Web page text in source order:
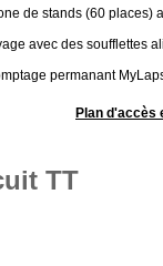
de stands (60 places)
avec des soufflettes
permanant
Plan d'accès
TT